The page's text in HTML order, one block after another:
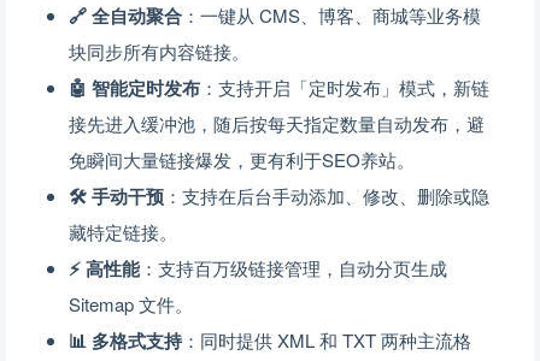
🔗 全自动聚合 ：一键从 CMS、博客、商城等业务模
块同步所有内容链接。
🤖 智能定时发布 ：支持开启「定时发布」模式，新链
接先进入缓冲池，随后按每天指定数量自动发布，避
免瞬间大量链接爆发，更有利于SEO养站。
🛠 手动干预 ：支持在后台手动添加、修改、删除或隐
藏特定链接。
⚡️ 高性能：支持百万级链接管理，自动分页生成
Sitemap 文件。
📊 多格式支持：同时提供 XML 和 TXT 两种主流格